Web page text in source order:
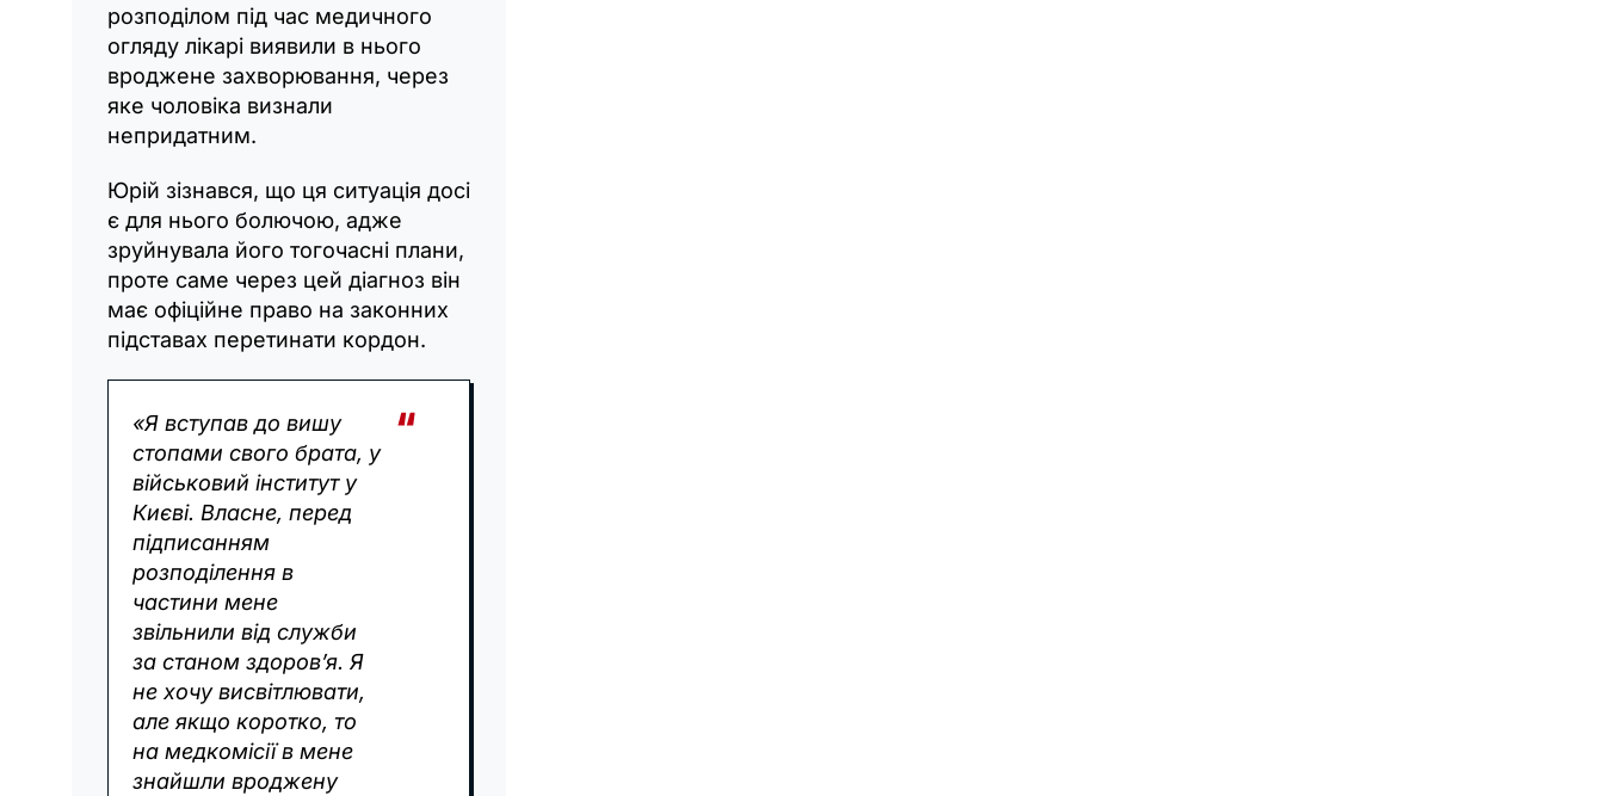
розподілом під час медичного
огляду лікарі виявили в нього
вроджене захворювання, через
яке чоловіка визнали
непридатним.
Юрій зізнався, що ця ситуація досі
є для нього болючою, адже
зруйнувала його тогочасні плани,
проте саме через цей діагноз він
має офіційне право на законних
підставах перетинати кордон.
«Я вступав до вишу
стопами свого брата, у
військовий інститут у
Києві. Власне, перед
підписанням
розподілення в
частини мене
звільнили від служби
за станом здоров’я. Я
не хочу висвітлювати,
але якщо коротко, то
на медкомісії в мене
знайшли вроджену